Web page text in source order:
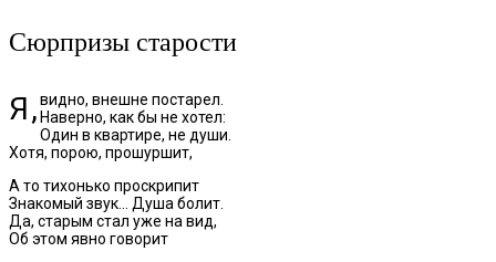
Сюрпризы старости
Я, видно, внешне постарел.
Наверно, как бы не хотел:
Один в квартире, не души.
Хотя, порою, прошуршит,
А то тихонько проскрипит
Знакомый звук… Душа болит.
Да, старым стал уже на вид,
Об этом явно говорит